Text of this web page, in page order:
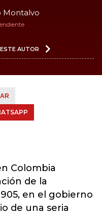
Montalvo
AUTOR
Colombia
de la
en el gobierno
de una seria